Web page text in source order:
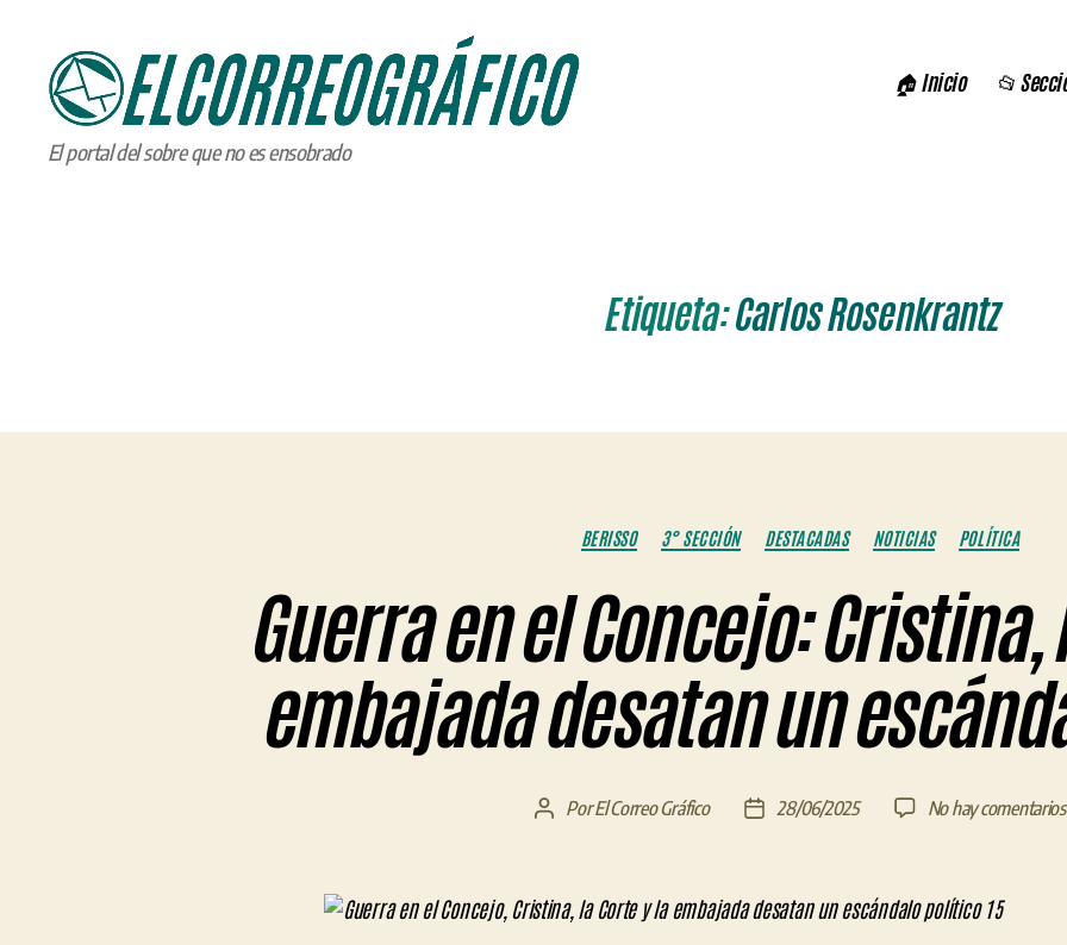
ELCORREOGRÁFICO
El portal del sobre que no es ensobrado
🏠 Inicio 📂
Etiqueta:Carlos Rosenkrantz
Categorías
BERISSO 3° SECCIÓN DESTACADAS NOTICIAS POLÍTICA
Guerra en el Concejo: Cristina,
embajada desatan un
Autor
entrada
PorEl Correo Gráfico
Fecha
entrada
28/06/2025 No hay comentarios